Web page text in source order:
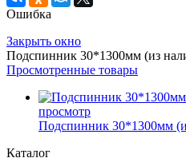
Ошибка
Закрыть окно
Подспинник 30*1300мм (из
Просмотренные товары
просмотр
Подспинник 30*1300мм
Каталог